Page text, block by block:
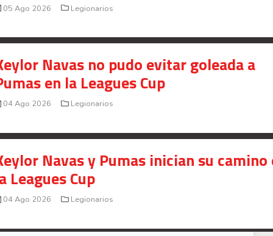
05 Ago 2026 Legionarios
Navas no pudo evitar goleada a
en la Leagues Cup
04 Ago 2026 Legionarios
Navas y Pumas inician su camino
Leagues Cup
04 Ago 2026 Legionarios